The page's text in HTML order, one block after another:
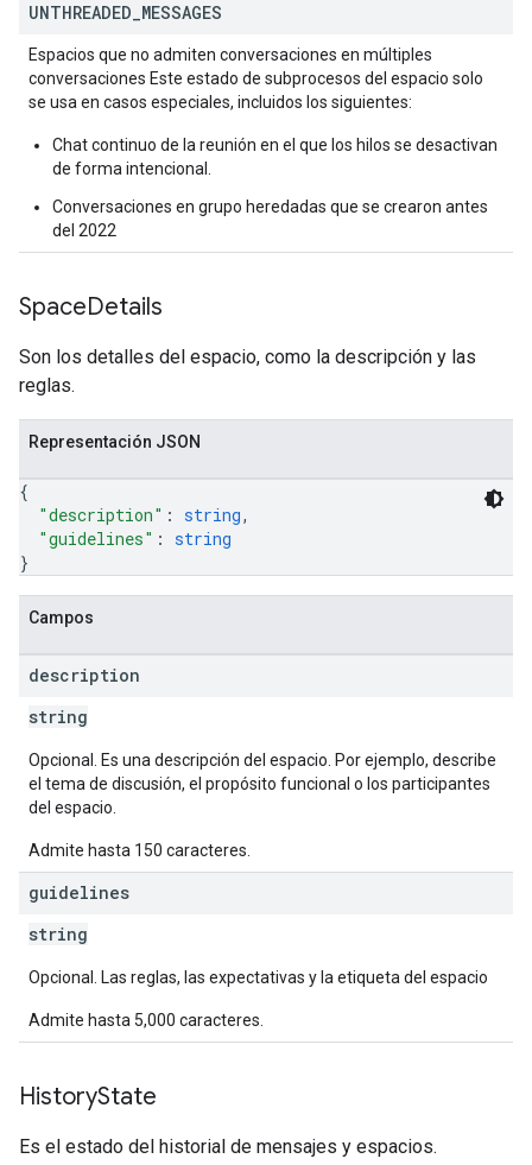
UNTHREADED MESSAGES
Espacios que no admiten conversaciones en múltiples
conversaciones Este estado de subprocesos del espacio solo
se usa en casos especiales, incluidos los siguientes:
Chat continuo de la reunión en el que los hilos se desactivan
de forma intencional.
Conversaciones en grupo heredadas que se crearon antes
del 2022
SpaceDetails
Son los detalles del espacio, como la descripción y las
reglas.
Representación JSON
{
"description" : string,
"guidelines" : string
}
Campos
description
string
Opcional. Es una descripción del espacio. Por ejemplo, describe
el tema de discusión, el propósito funcional o los participantes
del espacio.
Admite hasta 150 caracteres.
guidelines
string
Opcional. Las reglas, las expectativas y la etiqueta del espacio
Admite hasta 5,000 caracteres.
HistoryState
Es el estado del historial de mensajes y espacios.